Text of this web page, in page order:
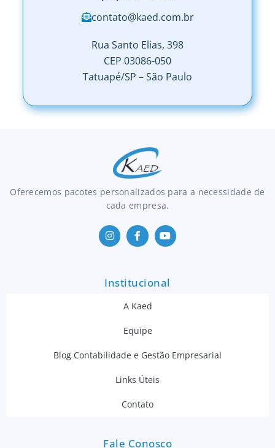
contato@kaed.com.br
Rua Santo Elias, 398
CEP 03086-050
Tatuapé/SP – São Paulo
Oferecemos pacotes personalizados para a necessidade de
cada empresa.
Institucional
A Kaed
Equipe
Blog Contabilidade e Gestão Empresarial
Links Úteis
Contato
Fale Conosco